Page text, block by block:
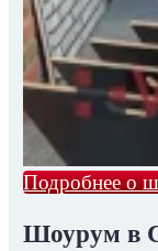
Подробнее о
Шоурум в